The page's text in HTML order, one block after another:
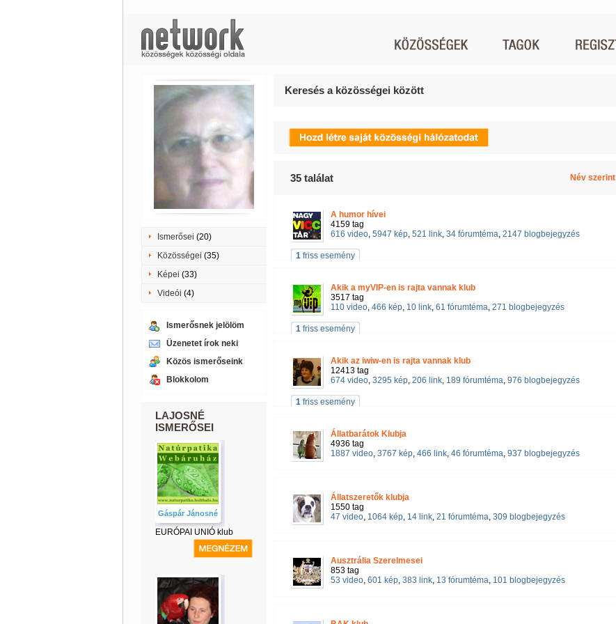
Ismerősei (20)
Közösségei (35)
Képei (33)
Videói (4)
Ismerősnek jelölöm
Üzenetet írok neki
Közös ismerőseink
Blokkolom
LAJOSNÉ
ISMERŐSEI
Gáspár Jánosné
EURÓPAI UNIÓ klub
Keresés a közösségei között
35találat Név szerint
A humor hívei
4159 tag
616 video, 5947 kép, 521 link, 34 fórumtéma, 2147 blogbejegyzés
1friss esemény
Akik a myVIP-en is rajta vannak klub
3517 tag
110 video, 466 kép, 10 link, 61 fórumtéma, 271 blogbejegyzés
1friss esemény
Akik az iwiw-en is rajta vannak klub
12413 tag
674 video, 3295 kép, 206 link, 189 fórumtéma, 976 blogbejegyzés
1friss esemény
Állatbarátok Klubja
4936 tag
1887 video, 3767 kép, 466 link, 46 fórumtéma, 937 blogbejegyzés
Állatszeretők klubja
1550 tag
47 video, 1064 kép, 14 link, 21 fórumtéma, 309 blogbejegyzés
Ausztrália Szerelmesei
853 tag
53 video, 601 kép, 383 link, 13 fórumtéma, 101 blogbejegyzés